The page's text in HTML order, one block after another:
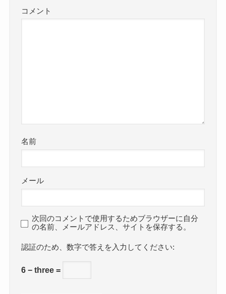
コメント
名前
メール
次回のコメントで使用するためブラウザーに自分
の名前、メールアドレス、サイトを保存する。
数字で答えを入力してください:
6 − three =